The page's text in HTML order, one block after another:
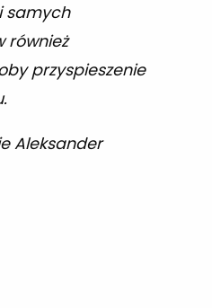
samych
również
przyspieszenie
Aleksander